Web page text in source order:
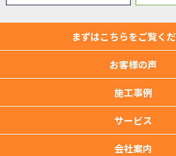
まずはこちらをご覧く
お客様の声
施工事例
サービス
会社案内